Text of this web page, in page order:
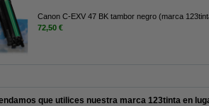
Canon C-EXV 47 BK tambor negro (marca
72,50 €
que utilices nuestra marca 123tinta en